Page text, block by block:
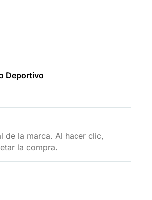
Deportivo
de la marca. Al hacer clic,
la compra.